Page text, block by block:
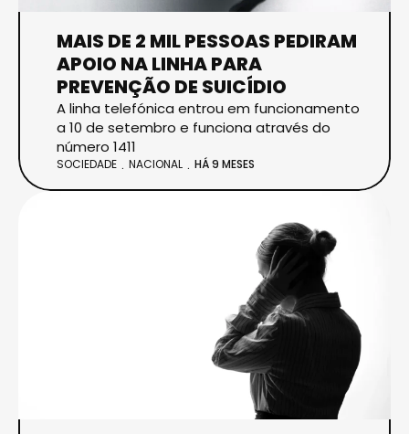
MAIS DE 2 MIL PESSOAS PEDIRAM
APOIO NA LINHA PARA
PREVENÇÃO DE SUICÍDIO
A linha telefónica entrou em funcionamento
a 10 de setembro e funciona através do
número 1411
SOCIEDADE NACIONAL HÁ 9 MESES